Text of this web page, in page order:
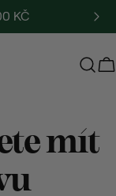
KČ
mít